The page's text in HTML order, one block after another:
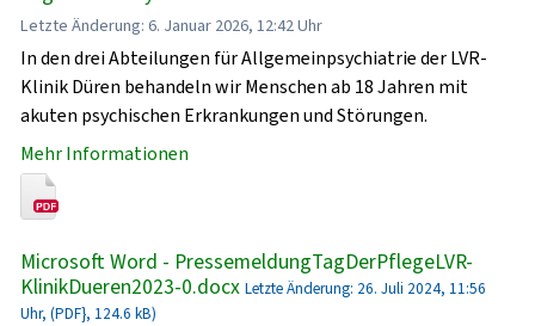
Letzte Änderung: 6. Januar 2026, 12:42 Uhr
In den drei Abteilungen für Allgemeinpsychiatrie der LVR-
Klinik Düren behandeln wir Menschen ab 18 Jahren mit
akuten psychischen Erkrankungen und Störungen.
Mehr Informationen
Microsoft Word - PressemeldungTagDerPflegeLVR-
KlinikDueren2023-0.docx Letzte Änderung: 26. Juli 2024, 11:56
Uhr, (PDF}, 124.6 kB)